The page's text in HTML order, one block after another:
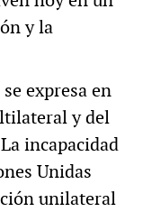
y la
expresa en
y del
incapacidad
Unidas
unilateral